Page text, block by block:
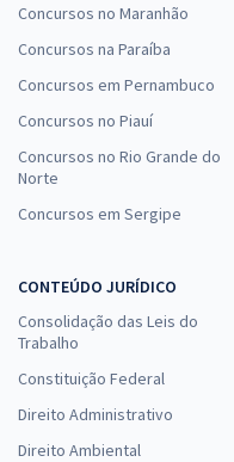
Concursos no Maranhão
Concursos na Paraíba
Concursos em Pernambuco
Concursos no Piauí
Concursos no Rio Grande do
Norte
Concursos em Sergipe
CONTEÚDO JURÍDICO
Consolidação das Leis do
Trabalho
Constituição Federal
Direito Administrativo
Direito Ambiental